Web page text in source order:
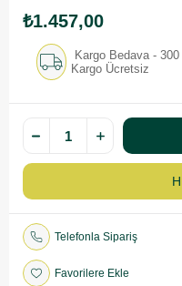
₺1.457,00
Kargo Bedava -
Kargo Ücretsiz
Telefonla Sipariş
Favorilere Ekle